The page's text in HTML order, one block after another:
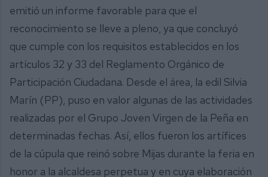
emitió un informe favorable para que el
reconocimiento se lleve a pleno, ya que concluyó
que cumple con los requisitos establecidos en los
artículos 32 y 33 del Reglamento Orgánico de
Participación Ciudadana. Desde el área, la edil Silvia
Marín (PP), puso en valor algunas de las actividades
realizadas por el Grupo Joven Virgen de la Peña en
determinadas fechas. Así, ellos fueron los artífices
de la cúpula que reinó sobre Mijas durante la feria en
honor a la alcaldesa perpetua y en cuya elaboración